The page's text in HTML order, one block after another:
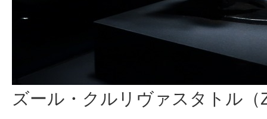
ズール・クルリヴァスタトル